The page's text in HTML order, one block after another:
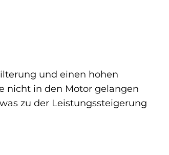
und einen hohen
nicht in den Motor gelangen
zu der Leistungssteigerung